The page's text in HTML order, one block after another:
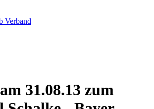
31.08.13 zum